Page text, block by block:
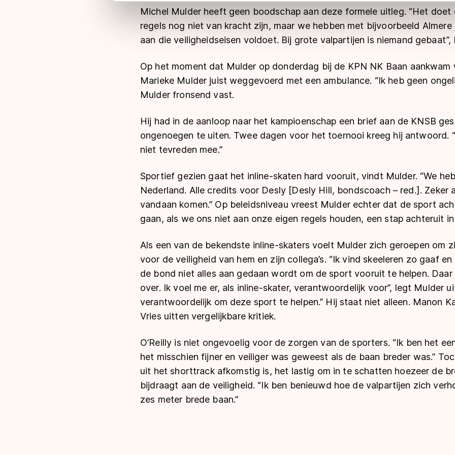
Meer informatie vindt u in onscookiebeleid.
Michel Mulder heeft geen boodschap aan deze formele uitleg. “Het
regels nog niet van kracht zijn, maar we hebben met bijvoorbeeld Almere
aan die veiligheidseisen voldoet. Bij grote valpartijen is niemand gebaat”,
Op het moment dat Mulder op donderdag bij de KPN NK Baan aankwam
Marieke Mulder juist weggevoerd met een ambulance. “Ik heb geen
Mulder fronsend vast.
Hij had in de aanloop naar het kampioenschap een brief aan de KNSB
ongenoegen te uiten. Twee dagen voor het toernooi kreeg hij antwoord.
niet tevreden mee.”
Sportief gezien gaat het inline-skaten hard vooruit, vindt Mulder. “We
Nederland. Alle credits voor Desly [Desly Hill, bondscoach – red.]. Zeker
vandaan komen.” Op beleidsniveau vreest Mulder echter dat de sport
gaan, als we ons niet aan onze eigen regels houden, een stap achteruit
Als een van de bekendste inline-skaters voelt Mulder zich geroepen om
voor de veiligheid van hem en zijn collega’s. “Ik vind skeeleren zo gaaf
de bond niet alles aan gedaan wordt om de sport vooruit te helpen. Daar
over. Ik voel me er, als inline-skater, verantwoordelijk voor”, legt Mulder
verantwoordelijk om deze sport te helpen.” Hij staat niet alleen. Manon
Vries uitten vergelijkbare kritiek.
O’Reilly is niet ongevoelig voor de zorgen van de sporters. “Ik ben het
het misschien fijner en veiliger was geweest als de baan breder was.”
uit het shorttrack afkomstig is, het lastig om in te schatten hoezeer de
bijdraagt aan de veiligheid. “Ik ben benieuwd hoe de valpartijen zich
zes meter brede baan.”